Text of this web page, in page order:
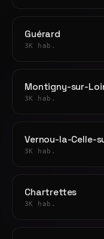
Guérard
3K hab.
Montigny-sur-
3K hab.
Vernou-la-Celle-
3K hab.
Chartrettes
3K hab.